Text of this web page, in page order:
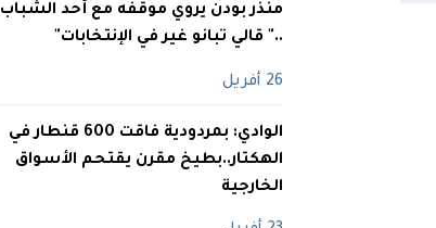
منذر بودن يروي موقفه مع أحد الشباب
.." قالي تبانو غير في الإنتخابات"
26 أفريل
الوادي: بمردودية فاقت 600 قنطار في
الهكتار..بطيخ مقرن يقتحم الأسواق
الخارجية